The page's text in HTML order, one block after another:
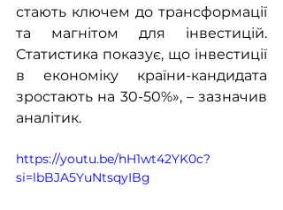
стають ключем до трансформації
та магнітом для інвестицій.
Статистика показує, що інвестиції
в економіку країни-кандидата
зростають на 30-50%», – зазначив
аналітик.
https://youtu.be/hH1wt42YK0c?
si=lbBJA5YuNtsqyIBg